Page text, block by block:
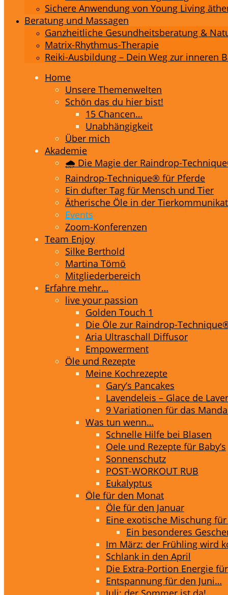
Sichere Anwendung von Young Living
Beratung und Massagen
Ganzheitliche Gesundheitsberatung &
Matrix-Rhythmus-Therapie
Reiki-Ausbildung – Dein Weg zur inneren
Home
Unsere Themenwelten
Schön das du hier bist!
15 Chancen…
Unabhängigkeit
Über mich
Akademie
🌧️ Die Magie der Raindrop-
Raindrop-Technique® für Pferde
Ein dufter Tag für Mensch und Tier
Ätherische Öle in der
Events
Zoom-Konferenzen
Team Enjoy
Silke Berthold
Martina Tömö
Mitgliederbereich
Erfahre mehr…
live your passion
Golden Touch 1
Die Öle zur Raindrop-
Aria Ultraschall Diffusor
Empowerment
Öle und Rezepte
Meine Kochrezepte
Gary’s Pancakes
Lavendeleis – Glace de
9 Variationen für das
Was tun wenn…
Schnelle Hilfe bei Blasen
Oele und Rezepte für Baby’s
Sonnenschutz
POST-WORKOUT RUB
Eukalyptus
Öle für den Monat
Öle für den Januar
Eine exotische Mischung
Ein besonderes
Im März: der Frühling wird
Schlank in den April
Die Extra-Portion Energie
Entspannung für den Juni…